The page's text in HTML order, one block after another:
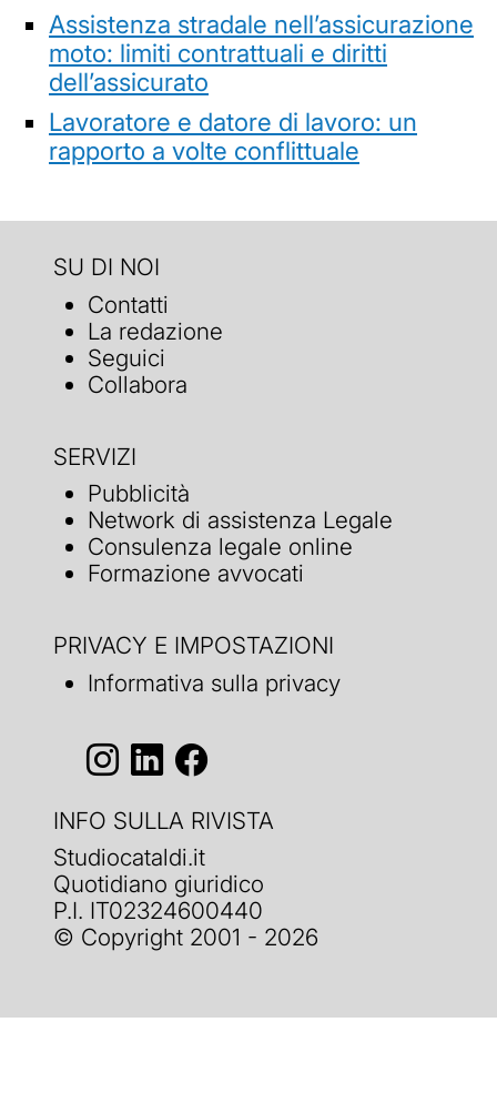
Assistenza stradale nell’assicurazione
moto: limiti contrattuali e diritti
dell’assicurato
Lavoratore e datore di lavoro: un
rapporto a volte conflittuale
SU DI NOI
Contatti
La redazione
Seguici
Collabora
SERVIZI
Pubblicità
Network di assistenza Legale
Consulenza legale online
Formazione avvocati
PRIVACY E IMPOSTAZIONI
Informativa sulla privacy
INFO SULLA RIVISTA
Studiocataldi.it
Quotidiano giuridico
P.I. IT02324600440
© Copyright 2001 - 2026